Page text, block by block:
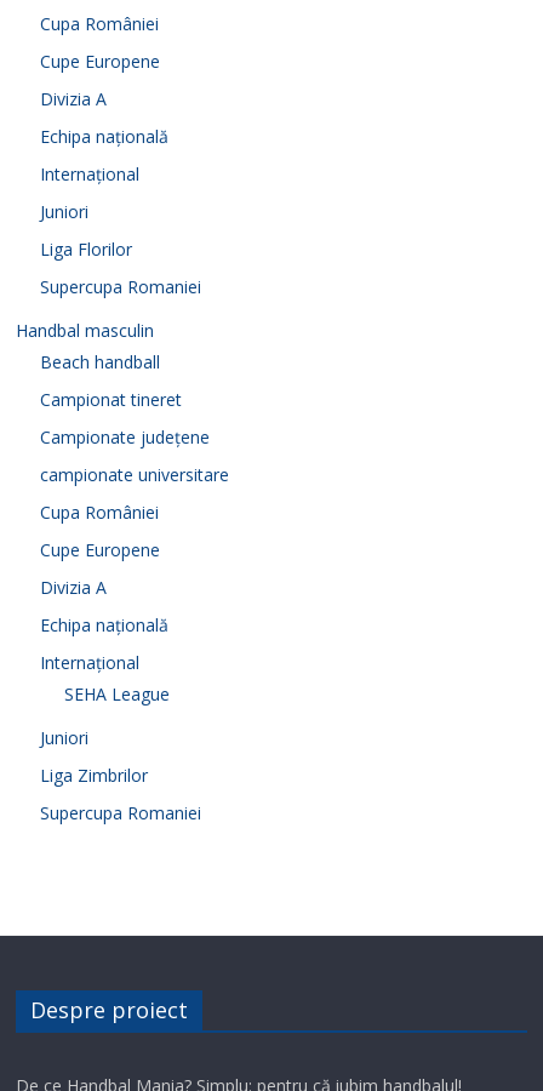
Cupa României
Cupe Europene
Divizia A
Echipa națională
Internațional
Juniori
Liga Florilor
Supercupa Romaniei
Handbal masculin
Beach handball
Campionat tineret
Campionate județene
campionate universitare
Cupa României
Cupe Europene
Divizia A
Echipa națională
Internațional
SEHA League
Juniori
Liga Zimbrilor
Supercupa Romaniei
Despre proiect
De ce Handbal Mania? Simplu: pentru că iubim handbalul!